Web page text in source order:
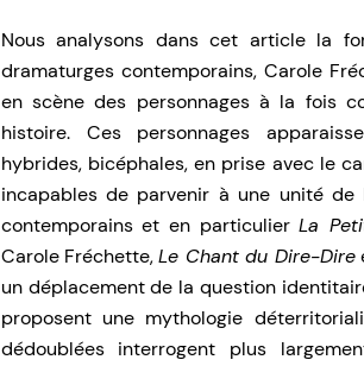
Nous analysons dans cet article la
dramaturges contemporains, Carole
en scène des personnages à la fois
histoire. Ces personnages
hybrides, bicéphales, en prise avec le
incapables de parvenir à une unité
contemporains et en particulierLa
Carole Fréchette,Le Chant du Dire-Dire
un déplacement de la question
proposent une mythologie
dédoublées interrogent plus